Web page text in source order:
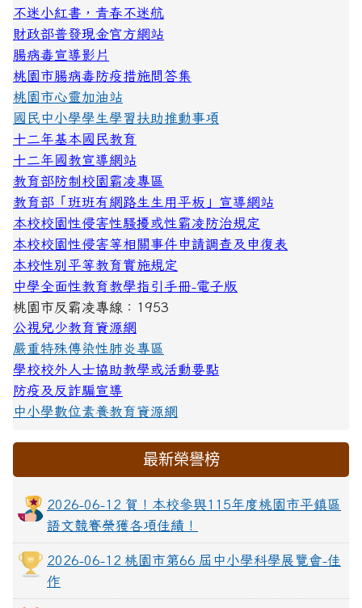
不迷小紅書，青春不迷航
財政部普發現金官方網站
腸病毒宣導影片
桃園市腸病毒防疫措施問答集
桃園市心靈加油站
國民中小學學生學習扶助推動事項
十二年基本國民教育
十二年國教宣導網站
教育部防制校園霸凌專區
教育部「班班有網路生生用平板」宣導網站
本校校園性侵害性騷擾或性霸凌防治規定
本校校園性侵害等相關事件申請調查及申復表
本校性別平等教育實施規定
中學全面性教育教學指引手冊-電子版
桃園市反霸凌專線：1953
公視兒少教育資源網
嚴重特殊傳染性肺炎專區
學校校外人士協助教學或活動要點
防疫及反詐騙宣導
中小學數位素養教育資源網
最新榮譽榜
2026-06-12 賀！本校參與115年度桃園市平鎮區
語文競賽榮獲各項佳績！
2026-06-12 桃園市第66 屆中小學科學展覽會-佳
作